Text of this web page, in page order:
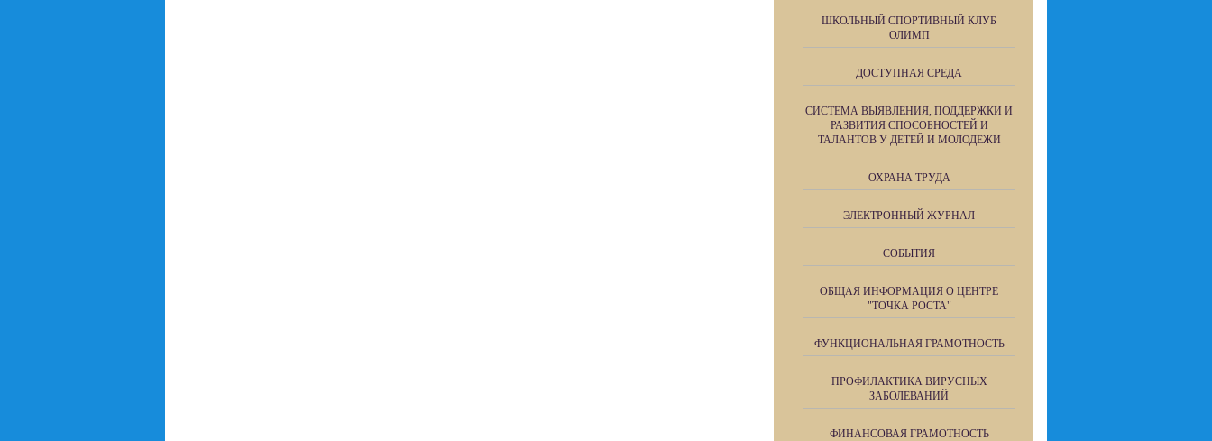
ШКОЛЬНЫЙ СПОРТИВНЫЙ КЛУБ
ОЛИМП
ДОСТУПНАЯ СРЕДА
СИСТЕМА ВЫЯВЛЕНИЯ, ПОДДЕРЖКИ И
РАЗВИТИЯ СПОСОБНОСТЕЙ И
ТАЛАНТОВ У ДЕТЕЙ И МОЛОДЕЖИ
ОХРАНА ТРУДА
ЭЛЕКТРОННЫЙ ЖУРНАЛ
СОБЫТИЯ
ОБЩАЯ ИНФОРМАЦИЯ О ЦЕНТРЕ
"ТОЧКА РОСТА"
ФУНКЦИОНАЛЬНАЯ ГРАМОТНОСТЬ
ПРОФИЛАКТИКА ВИРУСНЫХ
ЗАБОЛЕВАНИЙ
ФИНАНСОВАЯ ГРАМОТНОСТЬ